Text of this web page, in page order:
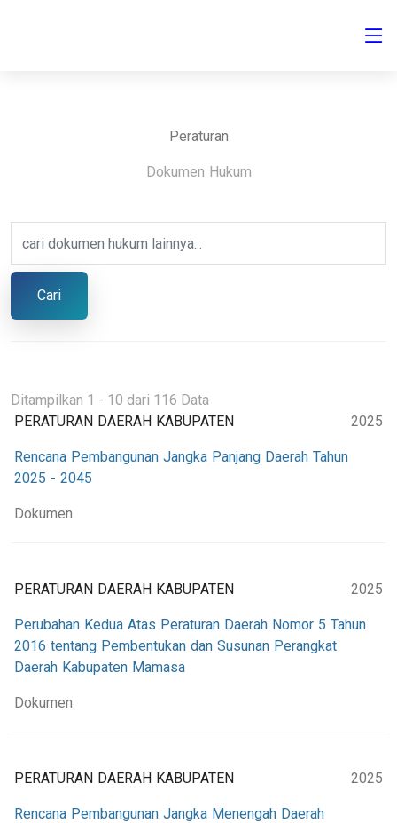
Peraturan
Dokumen Hukum
Cari
Ditampilkan 1 - 10 dari 116 Data
PERATURAN DAERAH KABUPATEN
2025
Rencana Pembangunan Jangka Panjang Daerah Tahun
2025 - 2045
Dokumen
PERATURAN DAERAH KABUPATEN 2025
Perubahan Kedua Atas Peraturan Daerah Nomor 5 Tahun
2016 tentang Pembentukan dan Susunan Perangkat
Daerah Kabupaten Mamasa
Dokumen
PERATURAN DAERAH KABUPATEN 2025
Rencana Pembangunan Jangka Menengah Daerah